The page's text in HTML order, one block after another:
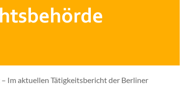
Im aktuellen Tätigkeitsbericht der Berliner